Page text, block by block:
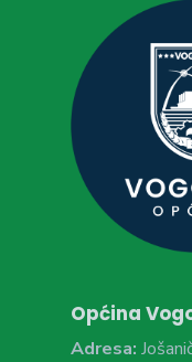
Općina
Adresa: